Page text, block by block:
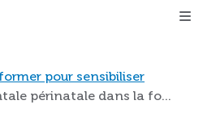
pour sensibiliser
périnatale dans la fo...